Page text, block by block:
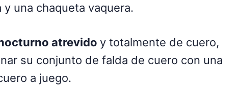
y una chaqueta vaquera.
atrevido y totalmente de cuero,
su conjunto de falda de cuero con una
a juego.